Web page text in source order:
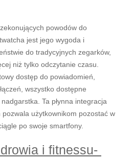
powodów do
jest jego wygoda i
do tradycyjnych zegarków,
niż tylko odczytanie czasu.
dostęp do powiadomień,
wszystko dostępne
Ta płynna integracja
użytkownikom pozostać w
po swoje smartfony.
i fitnessu-